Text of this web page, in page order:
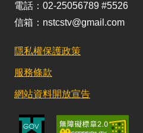
電話：02-25056789 #5526
信箱：nstcstv@gmail.com
隱私權保護政策
服務條款
網站資料開放宣告